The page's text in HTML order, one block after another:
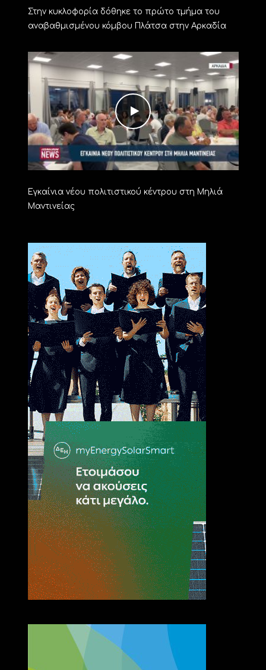
Στην κυκλοφορία δόθηκε το πρώτο τμήμα του
αναβαθμισμένου κόμβου Πλάτσα στην Αρκαδία
Εγκαίνια νέου πολιτιστικού κέντρου στη Μηλιά
Μαντινείας